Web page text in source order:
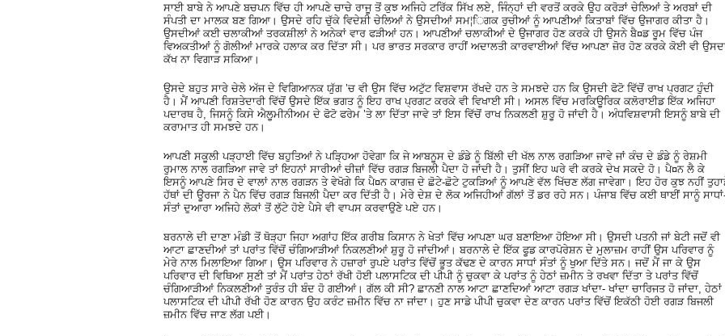
ਸਾਈ ਬਾਬੇ ਨੇ ਆਪਣੇ ਬਚਪਨ ਵਿੱਚ ਹੀ ਆਪਣੇ ਚਾਚੇ ਰਾਜੂ ਤੋਂ ਕੁਝ ਅਜਿਹੇ ਟਰਿੱਕ ਸਿੱਖ ਲਏ, ਜਿੰਨ੍ਹਾਂ ਦੀ ਵਰਤੋਂ ਕਰਕੇ ਉਹ ਕਰੋੜਾਂ ਚੇਲਿਆਂ ਤੇ ਅਰਬਾਂ ਦੀ
ਸੰਪਤੀ ਦਾ ਮਾਲਕ ਬਣ ਗਿਆ। ਉਸਦੇ ਰਹਿ ਚੁੱਕੇ ਵਿਦੇਸ਼ੀ ਚੇਲਿਆਂ ਨੇ ਉਸਦੀਆਂ ਸਮ¦ਿਗਕ ਰੁਚੀਆਂ ਨੂੰ ਆਪਣੀਆਂ ਕਿਤਾਬਾਂ ਵਿੱਚ ਉਜਾਗਰ ਕੀਤਾ ਹੈ।
ਉਸਦੀਆਂ ਕਈ ਚਲਾਕੀਆਂ ਤਰਕਸ਼ੀਲਾਂ ਨੇ ਅਨੇਕਾਂ ਵਾਰ ਫੜੀਆਂ ਹਨ। ਆਪਣੀਆਂ ਚਲਾਕੀਆਂ ਦੇ ਉਜਾਗਰ ਹੋਣ ਕਰਕੇ ਹੀ ਉਸਨੇ ਬੈ¤ਡ ਰੂਮ ਵਿੱਚ ਪੰਜ
ਵਿਅਕਤੀਆਂ ਨੂੰ ਗੋਲੀਆਂ ਮਾਰਕੇ ਹਲਾਕ ਕਰ ਦਿੱਤਾ ਸੀ। ਪਰ ਭਾਰਤ ਸਰਕਾਰ ਰਾਹੀਂ ਅਦਾਲਤੀ ਕਾਰਵਾਈਆਂ ਵਿੱਚ ਆਪਣਾ ਜ਼ੋਰ ਹੋਣ ਕਰਕੇ ਕੋਈ ਵੀ
ਕੱਖ ਨਾ ਵਿਗਾੜ ਸਕਿਆ।
ਉਸਦੇ ਬਹੁਤ ਸਾਰੇ ਚੇਲੇ ਅੱਜ ਦੇ ਵਿਗਿਆਨਕ ਯੁੱਗ ’ਚ ਵੀ ਉਸ ਵਿੱਚ ਅਟੁੱਟ ਵਿਸ਼ਵਾਸ ਰੱਖਦੇ ਹਨ ਤੇ ਸਮਝਦੇ ਹਨ ਕਿ ਉਸਦੀ ਫੋਟੋ ਵਿੱਚੋਂ ਰਾਖ ਪ੍ਰਗਟ ਹੁੰਦੀ
ਹੈ। ਮੈਂ ਆਪਣੀ ਰਿਸ਼ਤੇਦਾਰੀ ਵਿੱਚੋਂ ਉਸਦੇ ਇੱਕ ਭਗਤ ਨੂੰ ਇਹ ਰਾਖ ਪ੍ਰਗਟ ਕਰਕੇ ਵੀ ਵਿਖਾਈ ਸੀ। ਅਸਲ ਵਿੱਚ ਮਰਕਿਊਰਿਕ ਕਲੋਰਾਈਡ ਇੱਕ ਅਜਿਹਾ
ਪਦਾਰਥ ਹੈ, ਜਿਸਨੂੰ ਕਿਸੇ ਐਲੂਮੀਨੀਅਮ ਦੇ ਫੋਟੋ ਫਰੇਮ ’ਤੇ ਲਾ ਦਿੱਤਾ ਜਾਵੇ ਤਾਂ ਇਸ ਵਿੱਚੋਂ ਰਾਖ ਨਿਕਲਣੀ ਸ਼ੁਰੂ ਹੋ ਜਾਂਦੀ ਹੈ। ਅੰਧਵਿਸ਼ਵਾਸੀ ਇਸਨੂੰ ਬਾਬੇ ਦੀ
ਕਰਾਮਾਤ ਹੀ ਸਮਝਦੇ ਹਨ।
ਆਪਣੀ ਸਕੂਲੀ ਪੜ੍ਹਾਈ ਵਿੱਚ ਬਹੁਤਿਆਂ ਨੇ ਪੜ੍ਹਿਆ ਹੋਵੇਗਾ ਕਿ ਜੇ ਆਬਨੂਸ ਦੇ ਡੰਡੇ ਨੂੰ ਬਿੱਲੀ ਦੀ ਖੱਲ ਨਾਲ ਰਗੜਿਆ ਜਾਵੇ ਜਾਂ ਕੰਚ ਦੇ ਡੰਡੇ ਨੂੰ ਰੇਸ਼ਮੀ
ਰੁਮਾਲ ਨਾਲ ਰਗੜਿਆ ਜਾਵੇ ਤਾਂ ਇਹਨਾਂ ਸਾਰੀਆਂ ਚੀਜ਼ਾਂ ਵਿੱਚ ਰਗੜ ਬਿਜਲੀ ਪੈਦਾ ਹੋ ਜਾਂਦੀ ਹੈ। ਤੁਸੀਂ ਇਹ ਘਰੇ ਵੀ ਕਰਕੇ ਦੇਖ ਸਕਦੇ ਹੋ। ਪੈ¤ਨ ਲੈ ਕੇ
ਇਸਨੂੰ ਆਪਣੇ ਸਿਰ ਦੇ ਵਾਲਾਂ ਨਾਲ ਰਗੜਨ ਤੇ ਵੇਖੋਗੇ ਕਿ ਪੈ¤ਨ ਕਾਗਜ਼ ਦੇ ਛੋਟੇ-ਛੋਟੇ ਟੁਕੜਿਆਂ ਨੂੰ ਆਪਣੇ ਵੱਲ ਖਿੱਚਣ ਲੱਗ ਜਾਵੇਗਾ। ਇਹ ਹੋਰ ਕੁਝ ਨਹੀਂ
ਹੱਥਾਂ ਦੀ ਊਰਜਾ ਨੇ ਪੈਨ ਵਿੱਚ ਰਗੜ ਬਿਜਲੀ ਪੈਦਾ ਕਰ ਦਿੱਤੀ ਹੈ। ਮੇਰੇ ਦੇਸ਼ ਦੇ ਲੋਕ ਅਜਿਹੀਆਂ ਗੱਲਾਂ ਤੋਂ ਡਰ ਰਹੇ ਸਨ। ਪੰਜਾਬ ਵਿੱਚ ਕਈ ਥਾਈਂ ਸਾਨੂੰ
ਸੰਤਾਂ ਦੁਆਰਾ ਅਜਿਹੇ ਲੋਕਾਂ ਤੋਂ ਲੁੱਟੇ ਹੋਏ ਪੈਸੇ ਵੀ ਵਾਪਸ ਕਰਵਾਉਣੇ ਪਏ ਹਨ।
ਬਰਨਾਲੇ ਦੀ ਦਾਣਾ ਮੰਡੀ ਤੋਂ ਥੋੜ੍ਹਾ ਜਿਹਾ ਅਗਾਂਹ ਇੱਕ ਗਰੀਬ ਕਿਸਾਨ ਨੇ ਖੇਤਾਂ ਵਿੱਚ ਆਪਣਾ ਘਰ ਬਣਾਇਆ ਹੋਇਆ ਸੀ। ਉਸਦੀ ਪਤਨੀ ਜਾਂ ਬੇਟੀ ਜਦੋਂ ਵੀ
ਆਟਾ ਛਾਣਦੀਆਂ ਤਾਂ ਪਰਾਂਤ ਵਿੱਚੋਂ ਚੰਗਿਆੜੀਆਂ ਨਿਕਲਣੀਆਂ ਸ਼ੁਰੂ ਹੋ ਜਾਂਦੀਆਂ। ਬਰਨਾਲੇ ਦੇ ਇੱਕ ਫੂਡ ਕਾਰਪੋਰੇਸ਼ਨ ਦੇ ਮੁਲਾਜ਼ਮ ਰਾਹੀਂ ਉਸ ਪਰਿਵਾਰ ਨੂੰ
ਮੇਰੇ ਨਾਲ ਮਿਲਾਇਆ ਗਿਆ। ਉਸ ਪਰਿਵਾਰ ਨੇ ਹਜ਼ਾਰਾਂ ਰੁਪਏ ਪਰਾਂਤ ਵਿੱਚੋਂ ਭੂਤ ਕੱਢਣ ਦੇ ਕਾਰਨ ਸਾਧਾਂ ਸੰਤਾਂ ਨੂੰ ਖੁਆ ਦਿੱਤੇ ਸਨ। ਜਦੋਂ ਮੈਂ ਜਾ ਕੇ ਉਸ
ਪਰਿਵਾਰ ਦੀ ਵਿਥਿਆ ਸੁਣੀ ਤਾਂ ਮੈਂ ਪਰਾਂਤ ਹੇਠਾਂ ਰੱਖੀ ਹੋਈ ਪਲਾਸਟਿਕ ਦੀ ਪੀਪੀ ਨੂੰ ਚੁਕਵਾ ਕੇ ਪਰਾਂਤ ਨੂੰ ਹੇਠਾਂ ਜ਼ਮੀਨ ਤੇ ਰਖਵਾ ਦਿੱਤਾ ਤੇ ਪਰਾਂਤ ਵਿੱਚੋਂ
ਚੰਗਿਆੜੀਆਂ ਨਿਕਲਣੀਆਂ ਤੁਰੰਤ ਹੀ ਬੰਦ ਹੋ ਗਈਆਂ। ਗੱਲ ਕੀ ਸੀ? ਛਾਨਣੀ ਨਾਲ ਆਟਾ ਛਾਣਦਿਆਂ ਆਟਾ ਰਗੜ ਖਾਂਦਾ- ਖਾਂਦਾ ਚਾਰਿਜਤ ਹੋ ਜਾਂਦਾ, ਹੇਠਾਂ
ਪਲਾਸਟਿਕ ਦੀ ਪੀਪੀ ਰੱਖੀ ਹੋਣ ਕਾਰਨ ਉਹ ਕਰੰਟ ਜ਼ਮੀਨ ਵਿੱਚ ਨਾ ਜਾਂਦਾ। ਹੁਣ ਸਾਡੇ ਪੀਪੀ ਚੁਕਵਾ ਦੇਣ ਕਾਰਨ ਪਰਾਂਤ ਵਿੱਚੋਂ ਇਕੱਠੀ ਹੋਈ ਰਗੜ ਬਿਜਲੀ
ਜ਼ਮੀਨ ਵਿੱਚ ਜਾਣ ਲੱਗ ਪਈ।